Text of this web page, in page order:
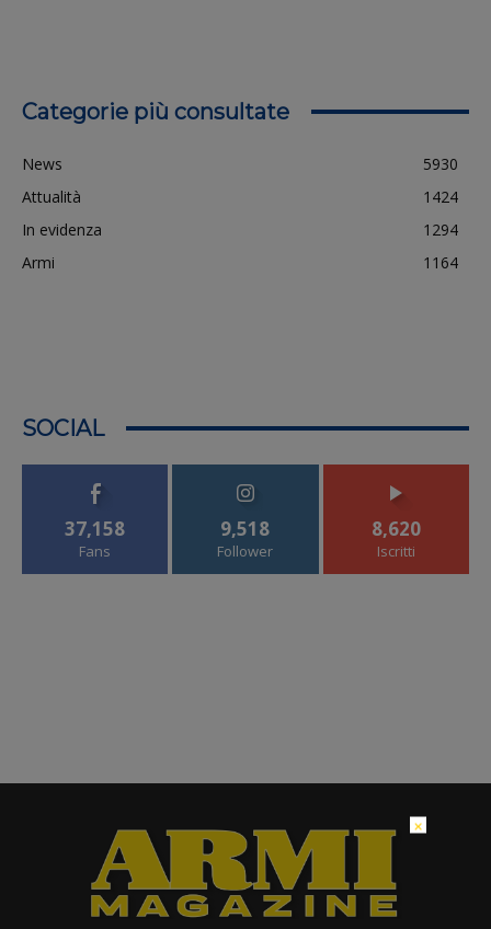
Categorie più consultate
News
5930
Attualità
1424
In evidenza
1294
Armi
1164
SOCIAL
37,158
Fans
9,518
Follower
8,620
Iscritti
×